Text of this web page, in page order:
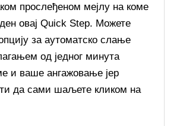
прослеђеном мејлу на коме
овај Quick Step. Можете
за аутоматско слање
од једног минута
и ваше ангажовање јер
да сами шаљете кликом на